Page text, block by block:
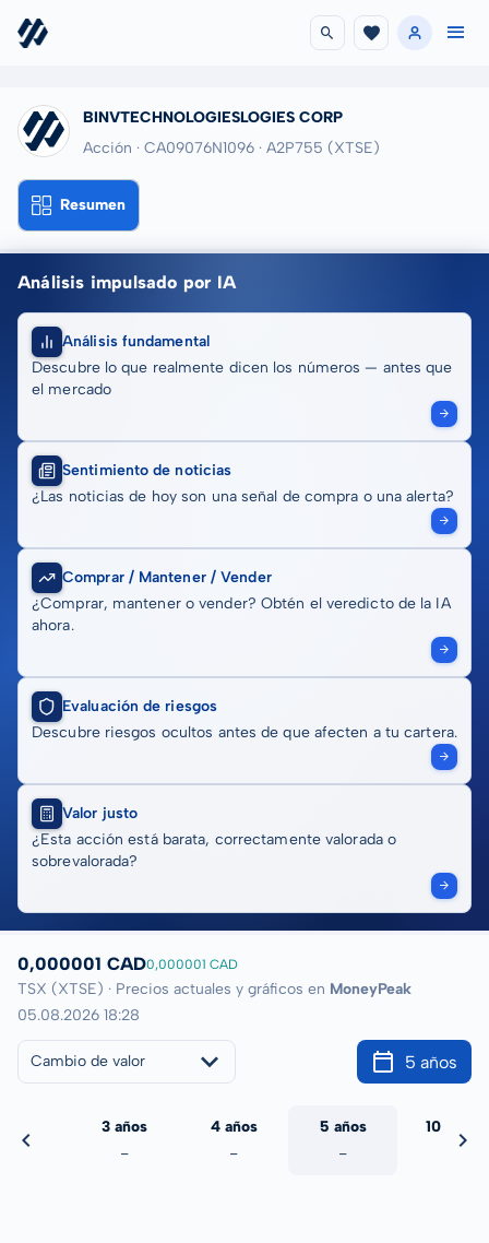
BINVTECHNOLOGIESLOGIES CORP
Acción · CA09076N1096 · A2P755 (XTSE)
Resumen
Análisis impulsado por IA
Análisis fundamental
Descubre lo que realmente dicen los números — antes que
el mercado
Sentimiento de noticias
¿Las noticias de hoy son una señal de compra o una alerta?
Comprar / Mantener / Vender
¿Comprar, mantener o vender? Obtén el veredicto de la IA
ahora.
Evaluación de riesgos
Descubre riesgos ocultos antes de que afecten a tu cartera.
Valor justo
¿Esta acción está barata, correctamente valorada o
sobrevalorada?
0,000001 CAD0,000001 CAD
TSX (XTSE) · Precios actuales y gráficos en MoneyPeak
05.08.2026 18:28
Cambio de valor 5 años
3 años
-
4 años
-
5 años
-
10 años